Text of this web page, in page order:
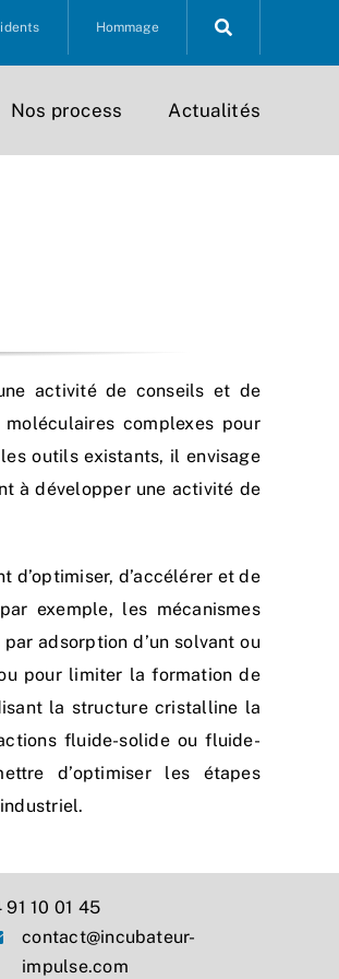
Hommage
Nos process Actualités
activité de conseils et de
complexes pour
outils existants, il envisage
à développer une activité de
d’optimiser, d’accélérer et de
exemple, les mécanismes
adsorption d’un solvant ou
pour limiter la formation de
la structure cristalline la
fluide-solide ou fluide-
d’optimiser les étapes
91 10 01 45
contact@incubateur-
impulse.com